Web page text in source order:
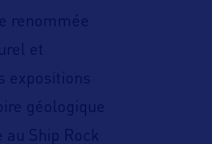
renommée
et
expositions
géologique
Ship Rock